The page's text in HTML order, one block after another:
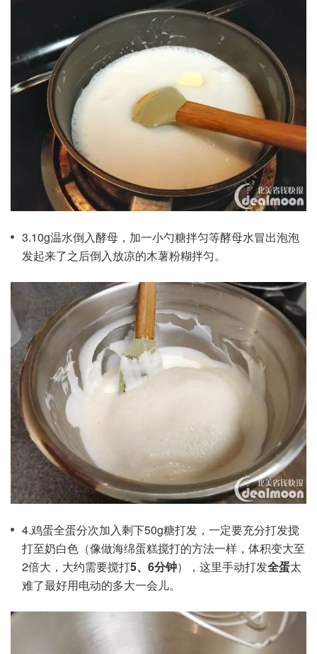
3.10g温水倒入酵母，加一小勺糖拌匀等酵母水冒出泡泡
发起来了之后倒入放凉的木薯粉糊拌匀。
4.鸡蛋全蛋分次加入剩下50g糖打发，一定要充分打发搅
打至奶白色（像做海绵蛋糕搅打的方法一样，体积变大至
2倍大，大约需要搅打5、6分钟），这里手动打发全蛋太
难了最好用电动的多大一会儿。